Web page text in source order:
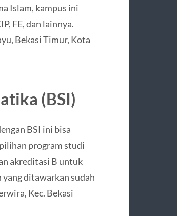
Islam, kampus ini
FE, dan lainnya.
Bekasi Timur, Kota
(BSI)
BSI ini bisa
program studi
akreditasi B untuk
ditawarkan sudah
Kec. Bekasi